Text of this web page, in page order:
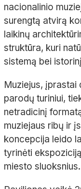
nacionalinio
surengtą atvirą
laikinų
struktūra, kuri
sistemą bei
Muziejus, įprastai
parodų turiniui,
netradicinį
muziejaus ribų ir
koncepcija leido
tyrinėti
miesto sluoksnius.